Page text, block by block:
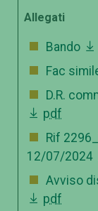
Allegati
Bando
Fac
D.R.
pdf
Rif
12/07/2024
Avviso
pdf